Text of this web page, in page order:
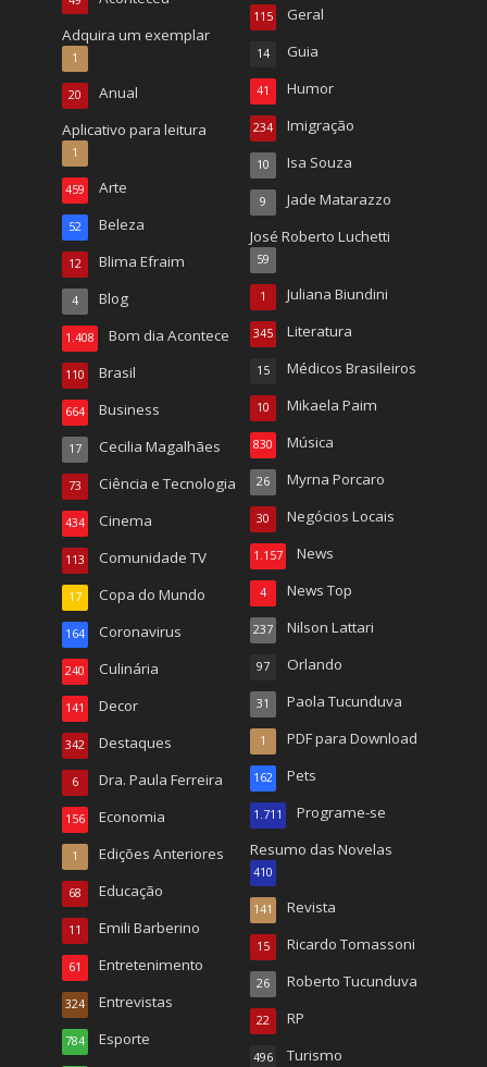
Adquira um exemplar
1
Anual
20
Aplicativo para leitura
1
Arte
459
Beleza
52
Blima Efraim
12
Blog
4
Bom dia Acontece
1.408
Brasil
110
Business
664
Cecilia Magalhães
17
Ciência e Tecnologia
73
Cinema
434
Comunidade TV
113
Copa do Mundo
17
Coronavirus
164
Culinária
240
Decor
141
Destaques
342
Dra. Paula Ferreira
6
Economia
156
Edições Anteriores
1
Educação
68
Emili Barberino
11
Entretenimento
61
Entrevistas
324
Esporte
784
Geral
115
Guia
14
Humor
41
Imigração
234
Isa Souza
10
Jade Matarazzo
9
José Roberto Luchetti
59
Juliana Biundini
1
Literatura
345
Médicos Brasileiros
15
Mikaela Paim
10
Música
830
Myrna Porcaro
26
Negócios Locais
30
News
1.157
News Top
4
Nilson Lattari
237
Orlando
97
Paola Tucunduva
31
PDF para Download
1
Pets
162
Programe-se
1.711
Resumo das Novelas
410
Revista
141
Ricardo Tomassoni
15
Roberto Tucunduva
26
RP
22
Turismo
496